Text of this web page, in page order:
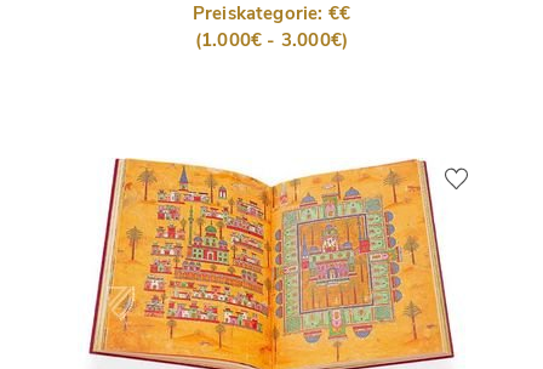
Preiskategorie: €€
(1.000€ - 3.000€)